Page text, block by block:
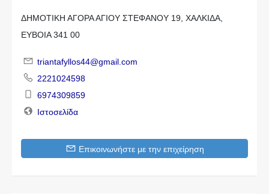
ΔΗΜΟΤΙΚΗ ΑΓΟΡΑ ΑΓΙΟΥ ΣΤΕΦΑΝΟΥ 19, ΧΑΛΚΙΔΑ,
ΕΥΒΟΙΑ 341 00
triantafyllos44@gmail.com
2221024598
6974309859
Ιστοσελίδα
Επικοινωνήστε με την επιχείρηση